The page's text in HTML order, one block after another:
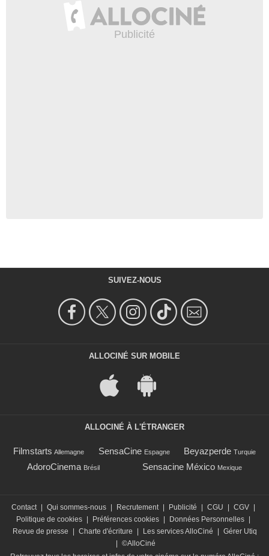
SUIVEZ-NOUS
ALLOCINÉ SUR MOBILE
ALLOCINÉ À L'ÉTRANGER
Filmstarts Allemagne SensaCine Espagne Beyazperde Turquie
AdoroCinema Brésil Sensacine México Mexique
Contact Qui sommes-nous Recrutement Publicité CGU CGV
Politique de cookies
Préférences cookies Données Personnelles
Revue de presse
Charte d'écriture Les services AlloCiné
Gérer Utiq
©AlloCiné